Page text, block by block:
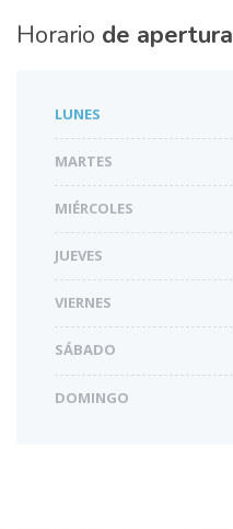
Horario de apertura
LUNES
MARTES
MIÉRCOLES
JUEVES
VIERNES
SÁBADO
DOMINGO